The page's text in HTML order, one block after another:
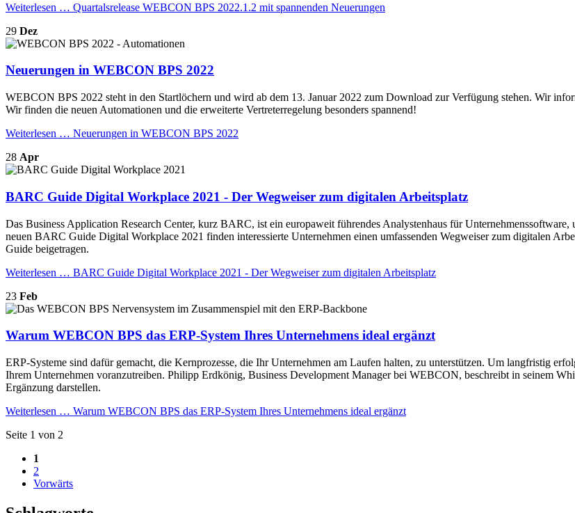
Weiterlesen … Quartalsrelease WEBCON BPS 2022.1.2 mit spannenden Neuerungen
29 Dez
Neuerungen in WEBCON BPS 2022
WEBCON BPS 2022 steht in den Startlöchern und wird ab dem 13. Januar 2022 zum Download zur Verfügung stehen. Wir
Wir finden die neuen Automationen und die erweiterte Vertreterregelung besonders spannend!
Weiterlesen … Neuerungen in WEBCON BPS 2022
28 Apr
BARC Guide Digital Workplace 2021 - Der Wegweiser zum digitalen Arbeitsplatz
Das Business Application Research Center, kurz BARC, ist ein europaweit führendes Analystenhaus für
neuen BARC Guide Digital Workplace 2021 finden interessierte Unternehmen einen umfassenden Wegweiser zum digitalen
Guide beigetragen.
Weiterlesen … BARC Guide Digital Workplace 2021 - Der Wegweiser zum digitalen Arbeitsplatz
23 Feb
Warum WEBCON BPS das ERP-System Ihres Unternehmens ideal ergänzt
ERP-Systeme sind dafür gemacht, die Kernprozesse, die Ihr Unternehmen am Laufen halten, zu unterstützen. Um langfristig
Ihrem Unternehmen voranzutreiben. Philipp Erdkönig, Business Development Manager bei WEBCON, beschreibt in seinem
Ergänzung darstellen.
Weiterlesen … Warum WEBCON BPS das ERP-System Ihres Unternehmens ideal ergänzt
Seite 1 von 2
1
2
Vorwärts